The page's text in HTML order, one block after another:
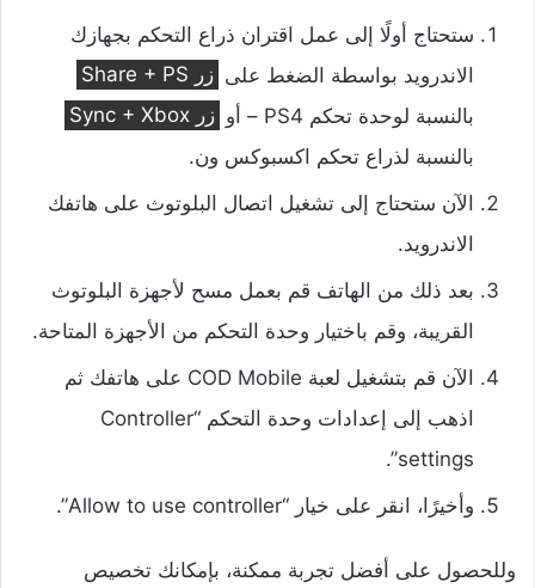
ستحتاج أولًا إلى عمل اقتران ذراع التحكم بجهازك
الاندرويد بواسطة الضغط على زر Share + PS
بالنسبة لوحدة تحكم PS4 – أو
زر Sync + Xbox
بالنسبة لذراع تحكم اكسبوكس ون.
الآن ستحتاج إلى تشغيل اتصال البلوتوث على هاتفك
الاندرويد.
بعد ذلك من الهاتف قم بعمل مسح لأجهزة البلوتوث
القريبة، وقم باختيار وحدة التحكم من الأجهزة المتاحة.
الآن قم بتشغيل لعبة COD Mobile على هاتفك ثم
اذهب إلى إعدادات وحدة التحكم “Controller
settings”.
وأخيرًا، انقر على خيار “Allow to use controller”.
وللحصول على أفضل تجربة ممكنة، بإمكانك تخصيص